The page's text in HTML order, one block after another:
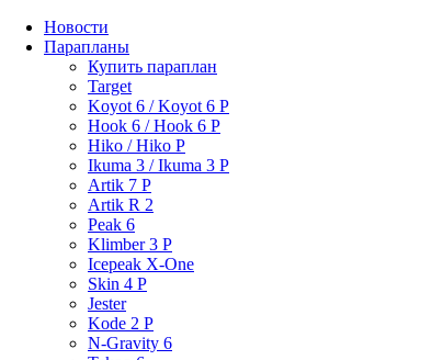
Новости
Парапланы
Купить параплан
Target
Koyot 6 / Koyot 6 P
Hook 6 / Hook 6 P
Hiko / Hiko P
Ikuma 3 / Ikuma 3 P
Artik 7 P
Artik R 2
Peak 6
Klimber 3 P
Icepeak X-One
Skin 4 P
Jester
Kode 2 P
N-Gravity 6